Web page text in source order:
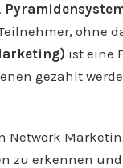
ohne
ist eine
gezahlt
Network
zu erkennen und